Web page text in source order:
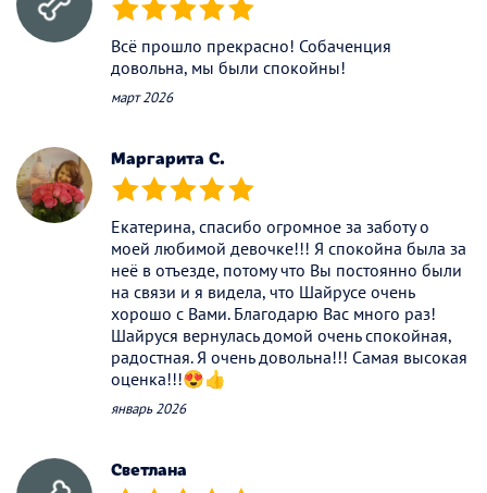
(*) (*) (*) (*) (*)
Всё прошло прекрасно! Собаченция
довольна, мы были спокойны!
март 2026
Маргарита С.
(*) (*) (*) (*) (*)
Екатерина, спасибо огромное за заботу о
моей любимой девочке!!! Я спокойна была за
неё в отъезде, потому что Вы постоянно были
на связи и я видела, что Шайрусе очень
хорошо с Вами. Благодарю Вас много раз!
Шайруся вернулась домой очень спокойная,
радостная. Я очень довольна!!! Самая высокая
оценка!!!😍👍
январь 2026
Светлана